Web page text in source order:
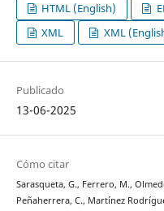
HTML (English)
XML
XML
Publicado
13-06-2025
Cómo citar
Sarasqueta, G., Ferrero, M.,
Peñaherrera, C., Martínez